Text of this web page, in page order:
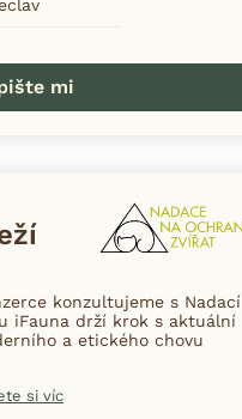
mi
konzultujeme s Nadací
iFauna drží krok s aktuální
a etického chovu
si víc